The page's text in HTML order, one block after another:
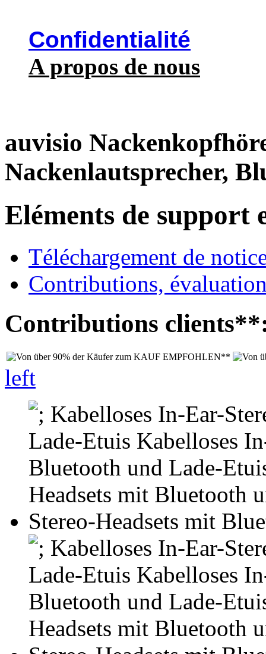
Confidentialité
A propos de nous
auvisio
Nackenlautsprecher,
Eléments de support
Téléchargement de
Contributions,
Contributions
left